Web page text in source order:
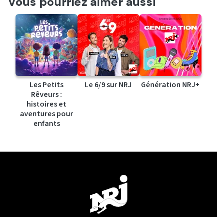
Les Petits
Rêveurs :
histoires et
aventures pour
enfants
Le 6/9 sur NRJ Génération NRJ+